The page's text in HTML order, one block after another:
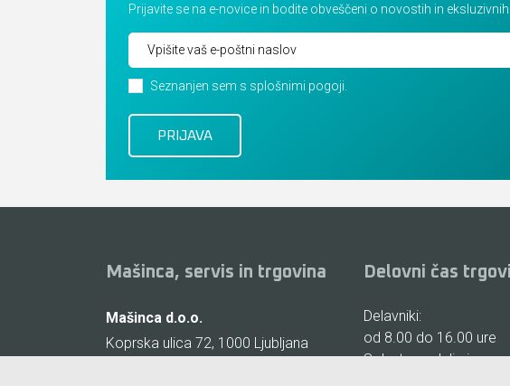
Prijavite se na e-novice in bodite obveščeni o novostih in
Seznanjen sem s splošnimi pogoji.
Mašinca, servis in trgovina
Mašinca d.o.o.
Koprska ulica 72, 1000 Ljubljana
Delovni čas
Delavniki:
od 8.00 do 16.00 ure
Sobote, nedelje in